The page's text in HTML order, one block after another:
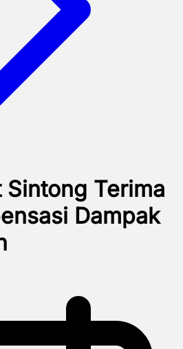
Sintong Terima
Dampak